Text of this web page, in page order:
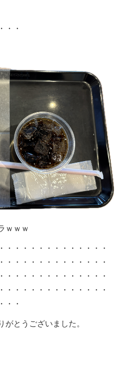
・・
ｗｗｗ
・・・・・・・・・・・・・
・・・・・・・・・・・・・
・・・・・・・・・・・・・
・・・・・・・・・・・・・
・・
とうございました。